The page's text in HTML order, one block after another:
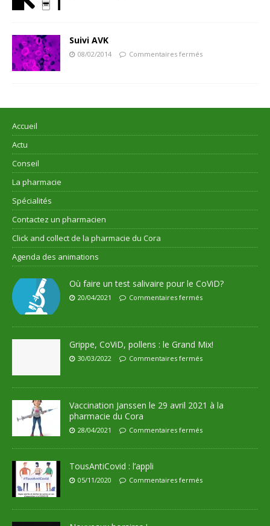
Suivi AVK
08/02/2014 Commentaires fermés
Accueil
Actu
Conseil
La pharmacie
Spécialités
Contactez un pharmacien
Click and collect de la pharmacie du Cora
Agenda des animations
Où faire un test salivaire pour le CoViD?
20/04/2021 Commentaires fermés
Grippe, CoViD, pollens : le Grand Mix!
30/03/2022 Commentaires fermés
Vaccination Janssen le 29 avril 2021 à la
pharmacie du Cora
28/04/2021 Commentaires fermés
TousAntiCovid : l’appli
05/11/2020 Commentaires fermés